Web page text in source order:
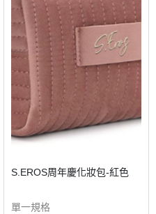
S.EROS周年慶化妝包-紅色
單一規格